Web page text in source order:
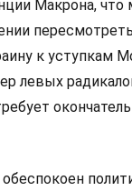
Макрона,
к уступкам
левых